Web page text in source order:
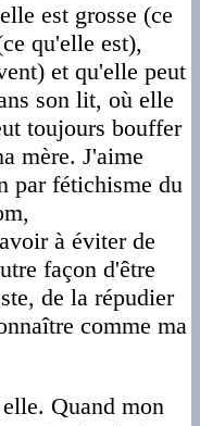
est grosse (ce
qu'elle est),
et qu'elle peut
son lit, où elle
toujours bouffer
mère. J'aime
par fétichisme du
à éviter de
façon d'être
de la répudier
comme ma
Quand mon